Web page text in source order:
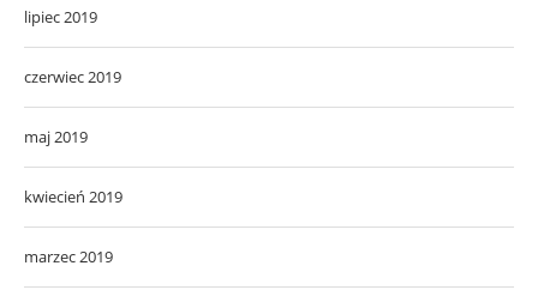
lipiec 2019
czerwiec 2019
maj 2019
kwiecień 2019
marzec 2019